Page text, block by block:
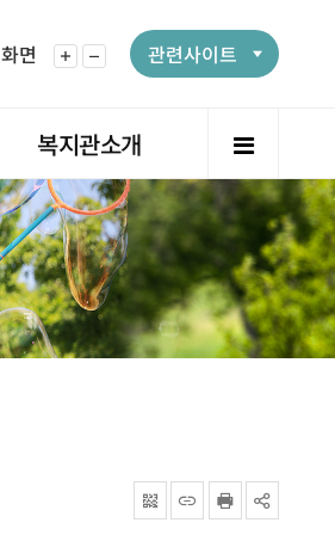
화면
화면확대
화면축소
관련사이트
복지관소개 전체메
QRcode주소복사
프린터